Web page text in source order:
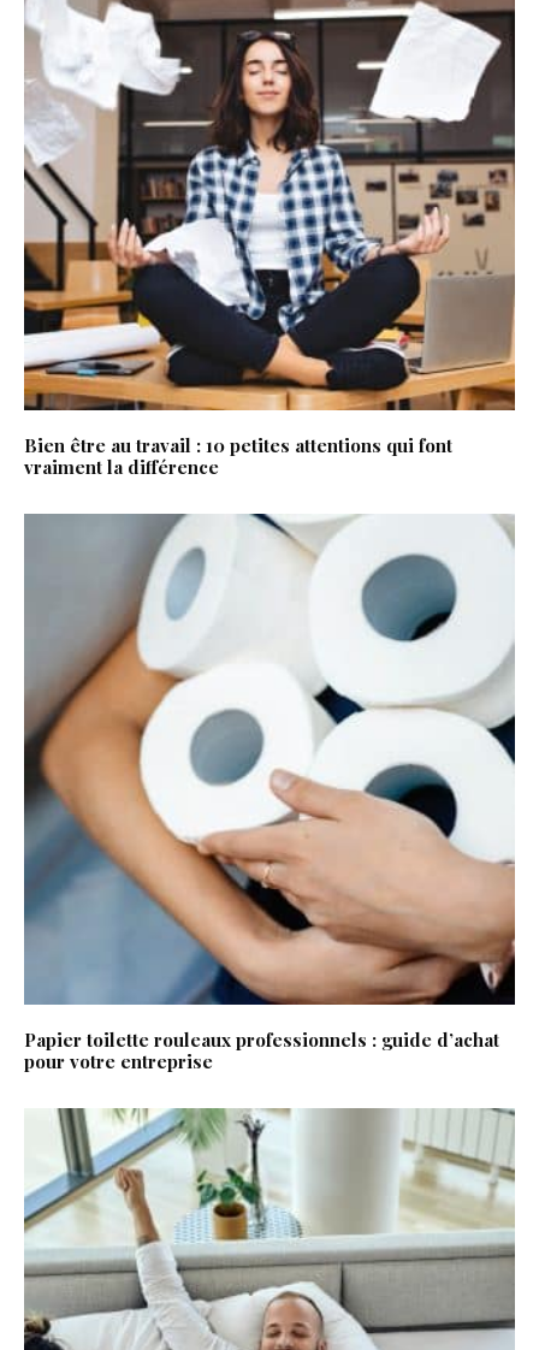
Bien être au travail : 10 petites attentions qui font
vraiment la différence
Papier toilette rouleaux professionnels : guide d’achat
pour votre entreprise